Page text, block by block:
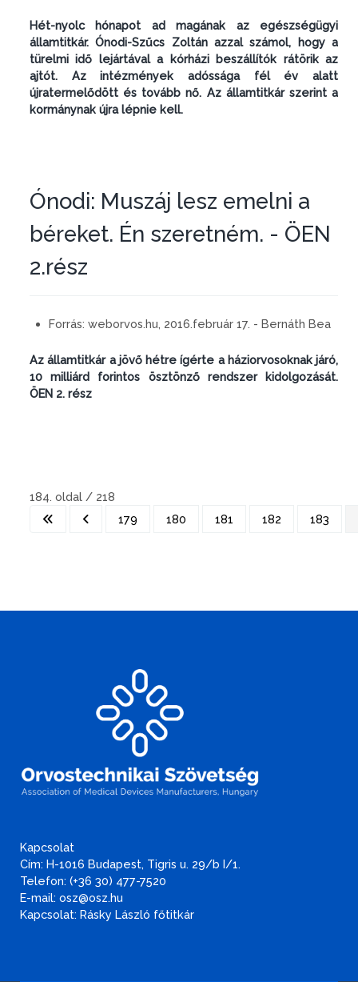
Hét-nyolc hónapot ad magának az egészségügyi
államtitkár. Ónodi-Szűcs Zoltán azzal számol, hogy a
türelmi idő lejártával a kórházi beszállítók rátörik az
ajtót. Az intézmények adóssága fél év alatt
újratermelődött és tovább nő. Az államtitkár szerint a
kormánynak újra lépnie kell.
Ónodi: Muszáj lesz emelni a
béreket. Én szeretném. - ÖEN
2.rész
Forrás: weborvos.hu, 2016.február 17. - Bernáth Bea
Az államtitkár a jövő hétre ígérte a háziorvosoknak járó,
10 milliárd forintos ösztönző rendszer kidolgozását.
ÖEN 2. rész
184. oldal / 218
179
180 181 182 183
Kapcsolat
Cím: H-1016 Budapest, Tigris u. 29/b I/1.
Telefon: (+36 30) 477-7520
E-mail: osz@osz.hu
Kapcsolat: Rásky László főtitkár